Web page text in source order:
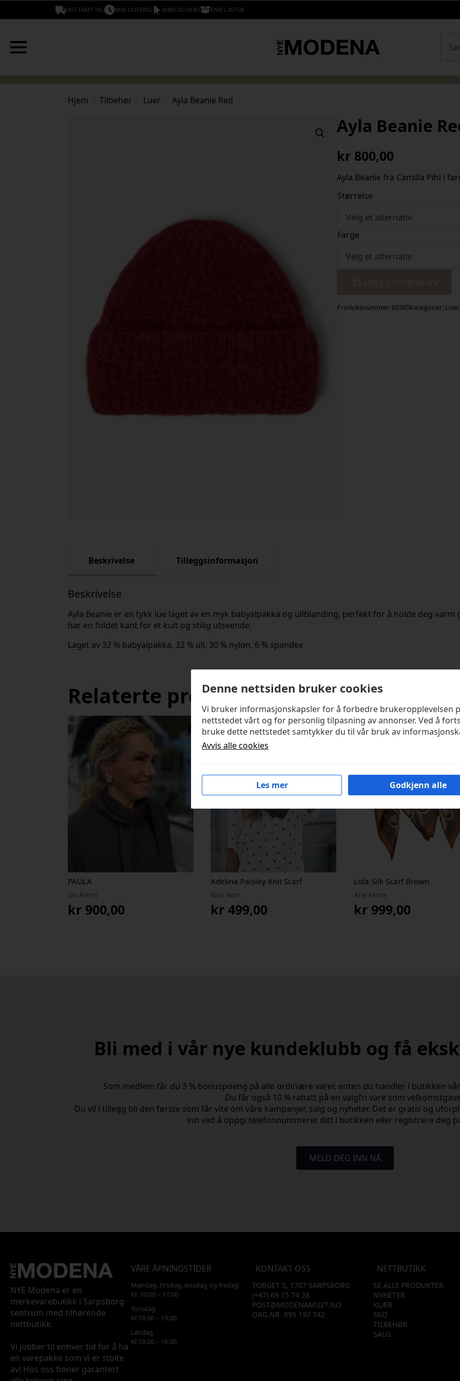
FAST FRAKT 99,- RASK LEVERING KLIKK OG HENT ENKEL RETUR
Hjem Tilbehør Luer Ayla Beanie Red
Ayla Beanie
kr 800,00
Ayla Beanie fra Camilla Pihl i
Størrelse
Farge
Produktnummer: 60385Kategorier: Luer,
Beskrivelse Tilleggsinformasjon
Beskrivelse
Ayla Beanie er en tykk lue laget av en myk babyalpakka og ullblanding, perfekt for å holde deg
har en foldet kant for et kult og stilig utseende.
Laget av 32 % babyalpakka, 32 % ull, 30 % nylon, 6 % spandex
Relaterte produkter
PAULA
Six Ámes
kr 900,00
Adelina Paisley Knit Scarf
Neo Noir
kr 499,00
Lola Silk Scarf Brown
Ane Mone
kr999,00
Bli med i vår nye kundeklubb og få
Som medlem får du 3 % bonuspoeng på alle ordinære varer, enten du handler i butikken
Du får også 10 % rabatt på en valgfri vare som
Du vil i tillegg bli den første som får vite om våre kampanjer, salg og nyheter. Det er gratis og
inn ved å oppgi telefonnummeret ditt i butikken eller registrere deg
MELD DEG INN NÅ
NYE Modena er en
merkevarebutikk i Sarpsborg
sentrum med tilhørende
nettbutikk.
Vi jobber til enhver tid for å ha
en varepakke som vi er stolte
av! Hos oss finner garantert
VÅRE ÅPNINGSTIDER
Mandag, tirsdag, onsdag og fredag
Kl. 10.00 – 17.00
Torsdag
Kl 10.00 – 19.00
Lørdag
Kl 10.00 – 16.00
KONTAKT OSS
TORGET 5, 1707 SARPSBORG
(+47) 69 15 74 28
POST@MODENAMUZT.NO
ORG.NR. 895 197 742
NETTBUTIKK
SE ALLE PRODUKTER
NYHETER
KLÆR
SKO
TILBEHØR
SALG
Denne nettsiden bruker cookies
Vi bruker informasjonskapsler for å forbedre brukeropplevelsen
nettstedet vårt og for personlig tilpasning av annonser. Ved å
bruke dette nettstedet samtykker du til vår bruk av
Avvis alle cookies
Les mer Godkjenn alle